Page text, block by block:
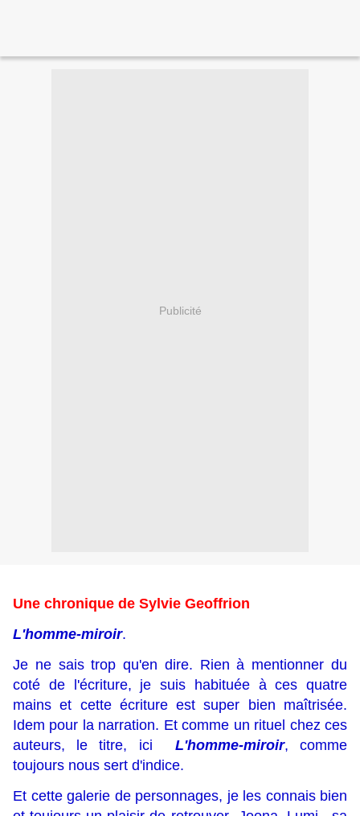
Publicité
Une chronique de Sylvie Geoffrion
L'homme-miroir.
Je ne sais trop qu'en dire. Rien à mentionner du
coté de l'écriture, je suis habituée à ces quatre
mains et cette écriture est super bien maîtrisée.
Idem pour la narration. Et comme un rituel chez ces
auteurs, le titre, ici L'homme-miroir, comme
toujours nous sert d'indice.
Et cette galerie de personnages, je les connais bien